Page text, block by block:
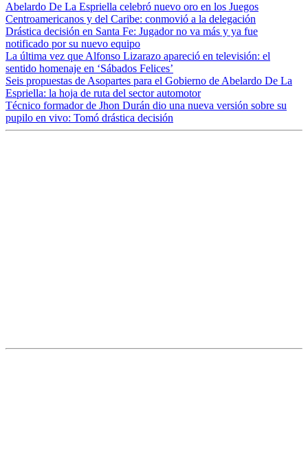
Abelardo De La Espriella celebró nuevo oro en los Juegos
Centroamericanos y del Caribe: conmovió a la delegación
Drástica decisión en Santa Fe: Jugador no va más y ya fue
notificado por su nuevo equipo
La última vez que Alfonso Lizarazo apareció en televisión: el
sentido homenaje en ‘Sábados Felices’
Seis propuestas de Asopartes para el Gobierno de Abelardo De La
Espriella: la hoja de ruta del sector automotor
Técnico formador de Jhon Durán dio una nueva versión sobre su
pupilo en vivo: Tomó drástica decisión